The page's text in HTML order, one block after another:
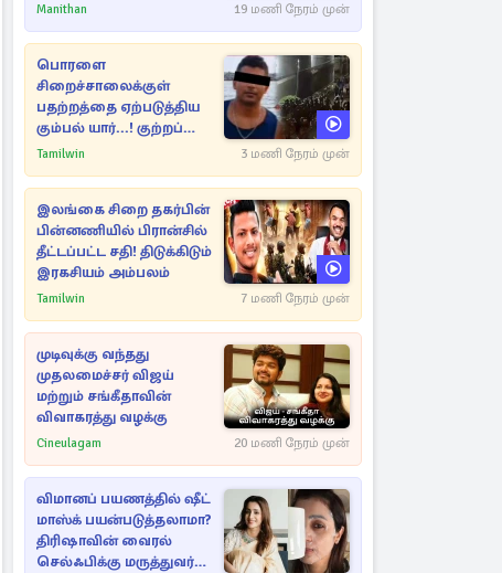
Manithan 19 மணி நேரம் முன்
பொரளை
சிறைச்சாலைக்குள்
பதற்றத்தை ஏற்படுத்திய
கும்பல் யார்...! குற்றப்
பின்னணி தொடர்பில்
Tamilwin 3 மணி நேரம் முன்
இலங்கை சிறை தகர்பின்
பின்னணியில் பிரான்சில்
தீட்டப்பட்ட சதி! திடுக்கிடும்
இரகசியம் அம்பலம்
Tamilwin 7 மணி நேரம் முன்
முடிவுக்கு வந்தது
முதலமைச்சர் விஜய்
மற்றும் சங்கீதாவின்
விவாகரத்து வழக்கு
Cineulagam 20 மணி நேரம் முன்
விமானப் பயணத்தில் ஷீட்
மாஸ்க் பயன்படுத்தலாமா?
திரிஷாவின் வைரல்
செல்ஃபிக்கு மருத்துவர்